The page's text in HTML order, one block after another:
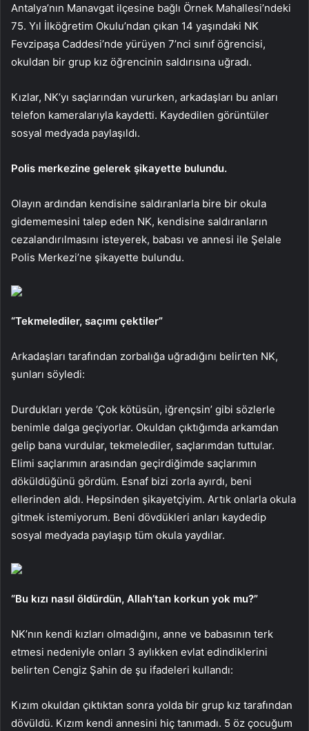
Antalya’nın Manavgat ilçesine bağlı Örnek Mahallesi’ndeki
75. Yıl İlköğretim Okulu’ndan çıkan 14 yaşındaki NK
Fevzipaşa Caddesi’nde yürüyen 7’nci sınıf öğrencisi,
okuldan bir grup kız öğrencinin saldırısına uğradı.
Kızlar, NK’yı saçlarından vururken, arkadaşları bu anları
telefon kameralarıyla kaydetti. Kaydedilen görüntüler
sosyal medyada paylaşıldı.
Polis merkezine gelerek şikayette bulundu.
Olayın ardından kendisine saldıranlarla bire bir okula
gidememesini talep eden NK, kendisine saldıranların
cezalandırılmasını isteyerek, babası ve annesi ile Şelale
Polis Merkezi’ne şikayette bulundu.
“Tekmelediler, saçımı çektiler”
Arkadaşları tarafından zorbalığa uğradığını belirten NK,
şunları söyledi:
Durdukları yerde ‘Çok kötüsün, iğrençsin’ gibi sözlerle
benimle dalga geçiyorlar. Okuldan çıktığımda arkamdan
gelip bana vurdular, tekmelediler, saçlarımdan tuttular.
Elimi saçlarımın arasından geçirdiğimde saçlarımın
döküldüğünü gördüm. Esnaf bizi zorla ayırdı, beni
ellerinden aldı. Hepsinden şikayetçiyim. Artık onlarla okula
gitmek istemiyorum. Beni dövdükleri anları kaydedip
sosyal medyada paylaşıp tüm okula yaydılar.
“Bu kızı nasıl öldürdün, Allah’tan korkun yok mu?”
NK’nın kendi kızları olmadığını, anne ve babasının terk
etmesi nedeniyle onları 3 aylıkken evlat edindiklerini
belirten Cengiz Şahin de şu ifadeleri kullandı:
Kızım okuldan çıktıktan sonra yolda bir grup kız tarafından
dövüldü. Kızım kendi annesini hiç tanımadı. 5 öz çocuğum